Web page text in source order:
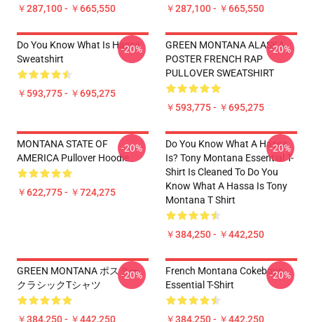
￥287,100 - ￥665,550 ￥287,100 - ￥665,550
Do You Know What Is Hassa
Sweatshirt
￥593,775 - ￥695,275
-20%
GREEN MONTANA ALASKA
POSTER FRENCH RAP
PULLOVER SWEATSHIRT
￥593,775 - ￥695,275
-20%
MONTANA STATE OF
AMERICA Pullover Hoodie
￥622,775 - ￥724,275
-20%
Do You Know What A Hassa
Is? Tony Montana Essential T-
Shirt Is Cleaned To Do You
Know What A Hassa Is Tony
Montana T Shirt
￥384,250 - ￥442,250
-20%
GREEN MONTANA ポスター
クラシックTシャツ
￥384,250 - ￥442,250
-20%
French Montana Cokeboys
Essential T-Shirt
￥384,250 - ￥442,250
-20%